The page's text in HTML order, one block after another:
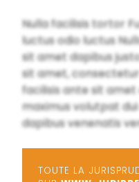
Nulla facilisis tortor
luctus odio luctus
sit amet dapibus
sit amet,
facilisis ante sit
maximus volutpat
dapibus venenatis
TOUTE LA